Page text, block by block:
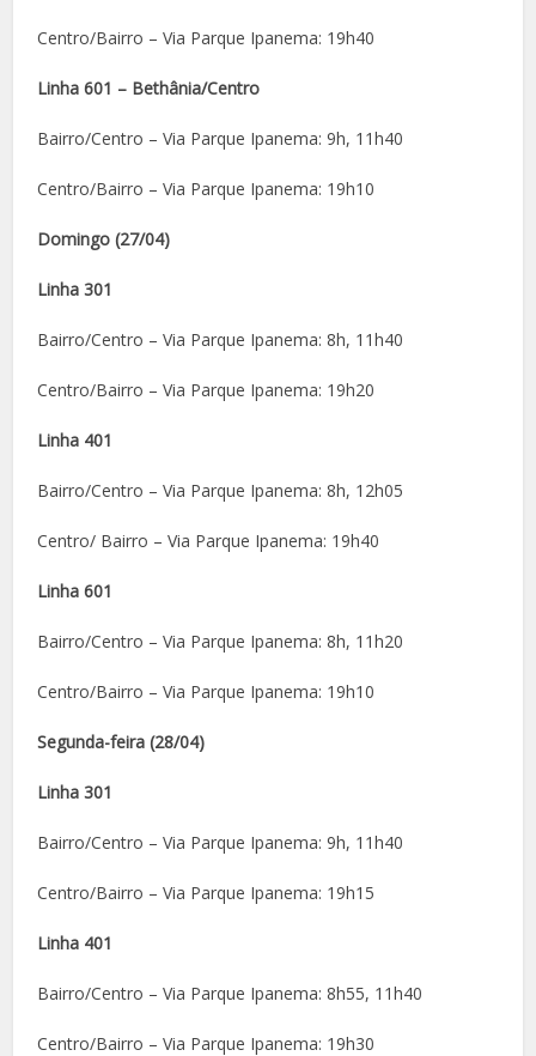
Centro/Bairro – Via Parque Ipanema: 19h40
Linha 601 – Bethânia/Centro
Bairro/Centro – Via Parque Ipanema: 9h, 11h40
Centro/Bairro – Via Parque Ipanema: 19h10
Domingo (27/04)
Linha 301
Bairro/Centro – Via Parque Ipanema: 8h, 11h40
Centro/Bairro – Via Parque Ipanema: 19h20
Linha 401
Bairro/Centro – Via Parque Ipanema: 8h, 12h05
Centro/ Bairro – Via Parque Ipanema: 19h40
Linha 601
Bairro/Centro – Via Parque Ipanema: 8h, 11h20
Centro/Bairro – Via Parque Ipanema: 19h10
Segunda-feira (28/04)
Linha 301
Bairro/Centro – Via Parque Ipanema: 9h, 11h40
Centro/Bairro – Via Parque Ipanema: 19h15
Linha 401
Bairro/Centro – Via Parque Ipanema: 8h55, 11h40
Centro/Bairro – Via Parque Ipanema: 19h30